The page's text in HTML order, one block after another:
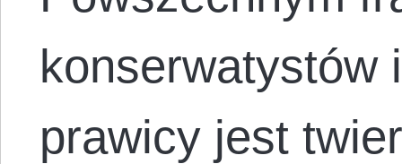
konserwatystów
prawicy jest